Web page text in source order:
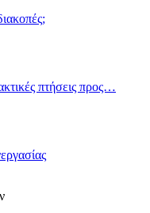
πτήσεις προς…